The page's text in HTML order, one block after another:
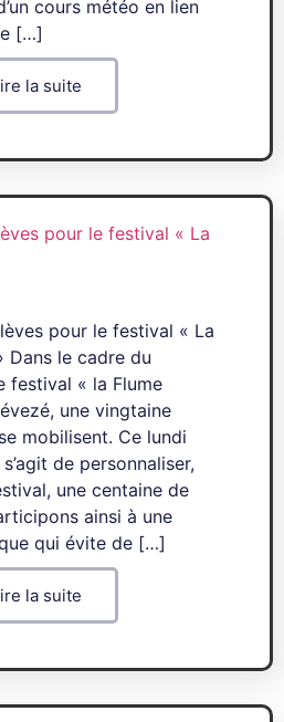
cours météo en lien
[…]
la suite
pour le festival « La
Dans le cadre du
festival « la Flume
une vingtaine
mobilisent. Ce lundi
de personnaliser,
une centaine de
ainsi à une
qui évite de […]
la suite